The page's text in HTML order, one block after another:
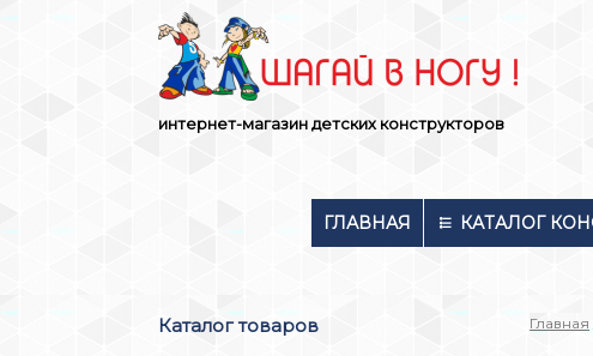
интернет-магазин детских конструкторов
ГЛАВНАЯ КАТАЛОГ
Главная
Каталог товаров